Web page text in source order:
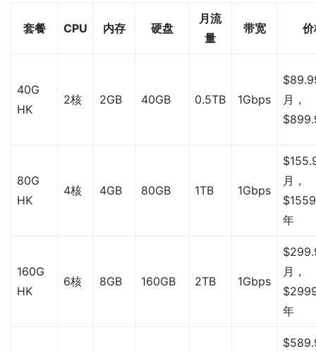
套餐 CPU 内存 硬盘
月流
量
带宽
40G
HK
2核 2GB 40GB 0.5TB 1Gbps
月，
80G
HK
4核 4GB 80GB 1TB 1Gbps
月，
年
160G
HK
6核 8GB 160GB 2TB 1Gbps
月，
年